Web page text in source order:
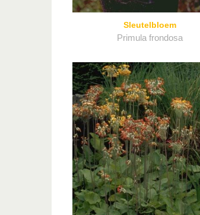
Sleutelbloem
Primula frondosa